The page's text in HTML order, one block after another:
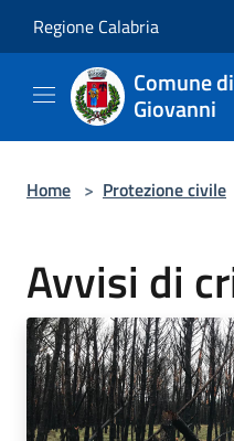
Regione Calabria
Comune
Giovanni
Home > Protezione civile
Avvisi di